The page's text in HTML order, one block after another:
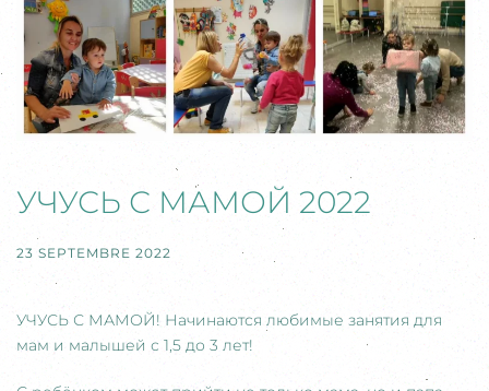
УЧУСЬ С МАМОЙ 2022
23 SEPTEMBRE 2022
УЧУСЬ С МАМОЙ! Начинаются любимые занятия для
мам и малышей с 1,5 до 3 лет!